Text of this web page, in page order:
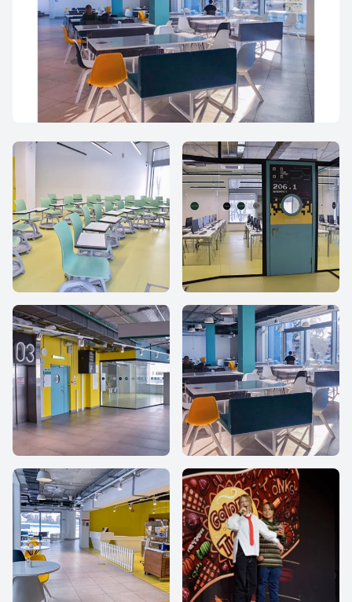
IThub school iHub school
iHub school iHub school